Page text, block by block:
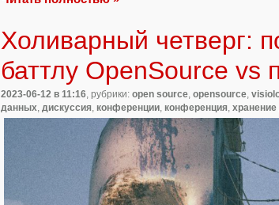
Холиварный четверг:
баттлу OpenSource vs
2023-06-12 в 11:16, рубрики: open source, opensource,
данных, дискуссия, конференции, конференция,